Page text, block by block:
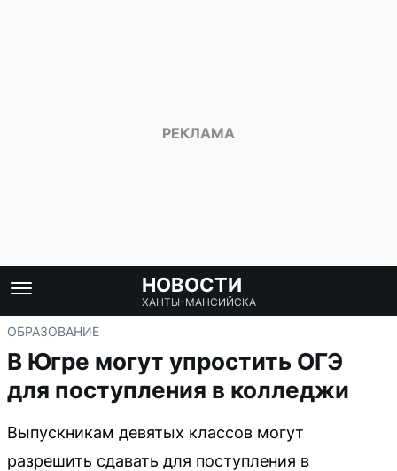
НОВОСТИ
ХАНТЫ-МАНСИЙСКА
ОБРАЗОВАНИЕ
В Югре могут упростить ОГЭ
для поступления в колледжи
Выпускникам девятых классов могут
разрешить сдавать для поступления в